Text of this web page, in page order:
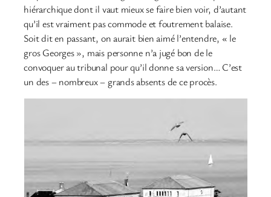
hiérarchique dont il vaut mieux se faire bien voir, d’autant
qu’il est vraiment pas commode et foutrement balaise.
Soit dit en passant, on aurait bien aimé l’entendre, « le
gros Georges », mais personne n’a jugé bon de le
convoquer au tribunal pour qu’il donne sa version… C’est
un des – nombreux – grands absents de ce procès.